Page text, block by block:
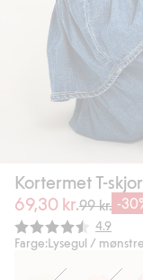
Kortermet T-
69,30 kr.99 kr. -
4.9
Farge:Lysegul /